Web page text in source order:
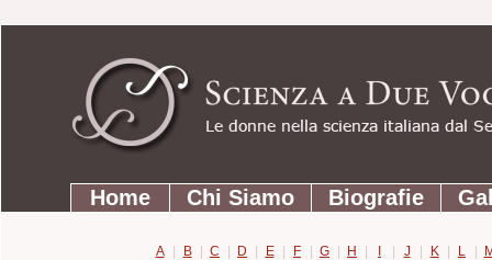
contenuti.
Strumenti
personali
SezioniHome Chi Siamo Biografie
A | B | C | D | E | F | G | H | I | J | K | L |